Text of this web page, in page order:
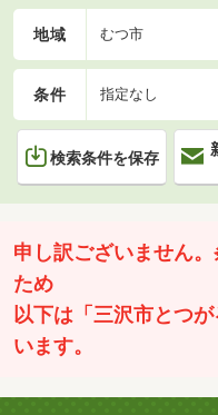
地域 むつ市
条件 指定なし
検索条件を保存
申し訳ございません
ため
以下は「三沢市とつ
います。